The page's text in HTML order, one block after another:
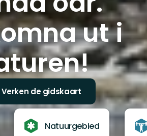
ut i
Verken de gidskaart
Natuurgebied